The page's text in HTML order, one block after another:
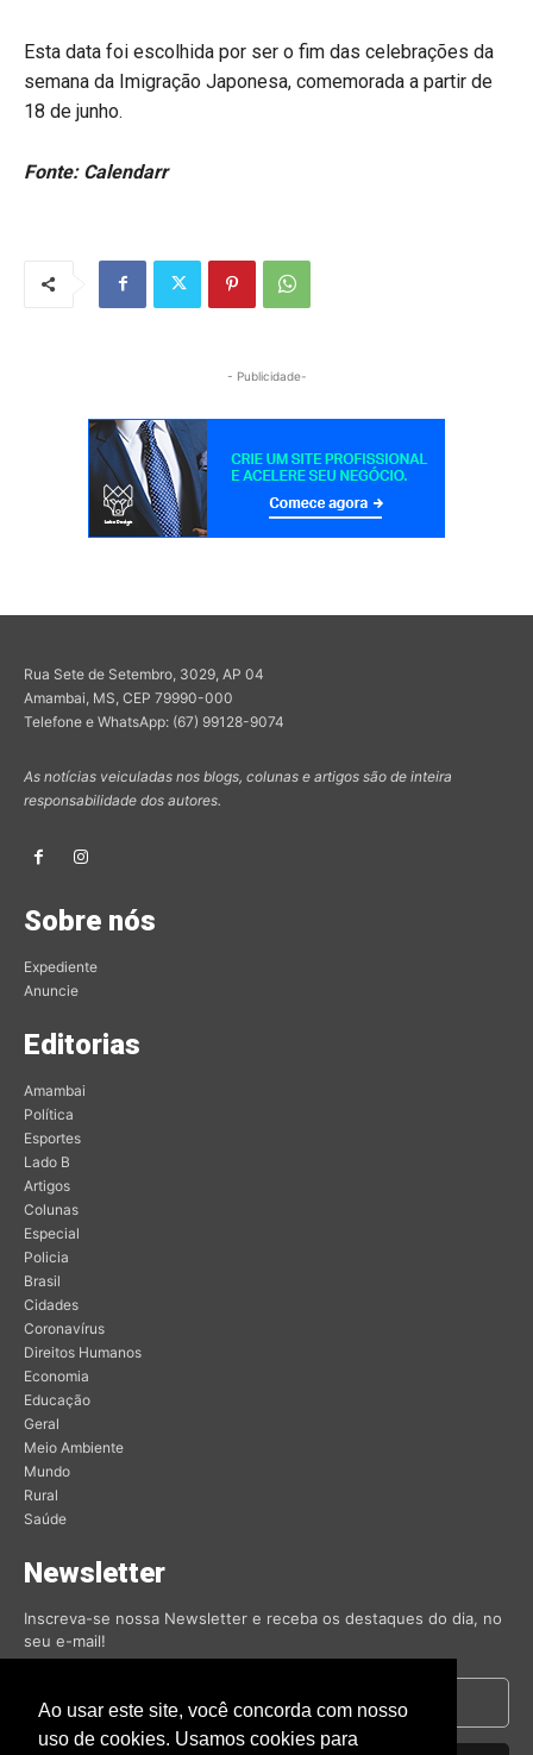
Esta data foi escolhida por ser o fim das celebrações da
semana da Imigração Japonesa, comemorada a partir de
18 de junho.
Fonte: Calendarr
- Publicidade-
Rua Sete de Setembro, 3029, AP 04
Amambai, MS, CEP 79990-000
Telefone e WhatsApp: (67) 99128-9074
As notícias veiculadas nos blogs, colunas e artigos são de inteira
responsabilidade dos autores.
Sobre nós
Expediente
Anuncie
Editorias
Amambai
Política
Esportes
Lado B
Artigos
Colunas
Especial
Policia
Brasil
Cidades
Coronavírus
Direitos Humanos
Economia
Educação
Geral
Meio Ambiente
Mundo
Rural
Saúde
Newsletter
Inscreva-se nossa Newsletter e receba os destaques do dia, no
seu e-mail!
Ao usar este site, você concorda com nosso
uso de cookies. Usamos cookies para